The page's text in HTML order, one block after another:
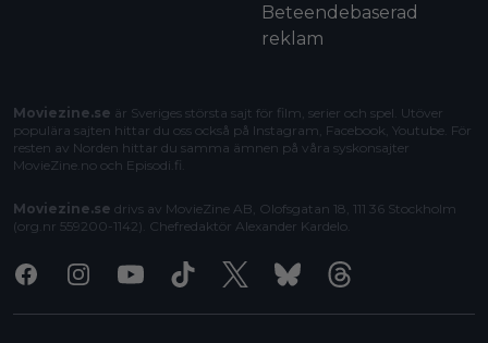
Beteendebaserad
reklam
Moviezine.se är Sveriges största sajt för film, serier och spel. Utöver
populära sajten hittar du oss också på Instagram, Facebook, Youtube. För
resten av Norden hittar du samma ämnen på våra syskonsajter
MovieZine.no och Episodi.fi
Moviezine.se drivs av MovieZine AB, Olofsgatan 18, 111 36 Stockholm
(org.nr 559200-1142). Chefredaktör Alexander Kardelo
FacebookInstagramYoutubeTiktok X BlueskyThreads